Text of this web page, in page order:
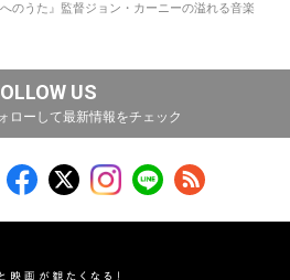
のうた』監督ジョン・カーニーの溢れる音楽
US
ローして最新情報をチェック